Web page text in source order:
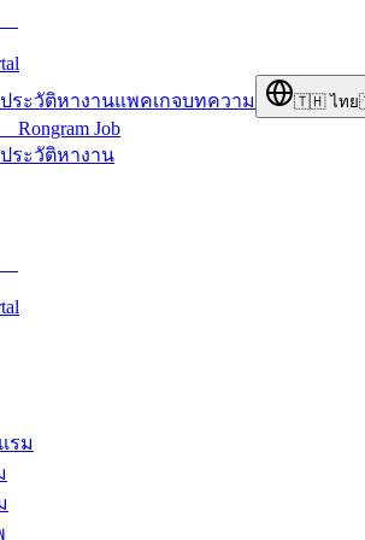
ระวัติหางานแพคเกจบทความ 🇹🇭 ไทย
Rongram Job
ระวัติหางาน
รม